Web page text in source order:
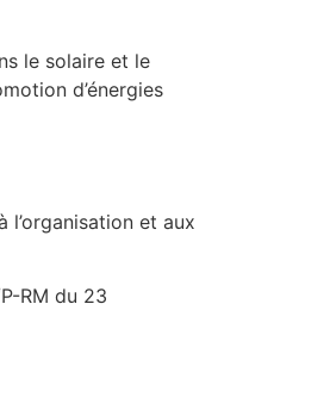
le solaire et le
d’énergies
et aux
RM du 23